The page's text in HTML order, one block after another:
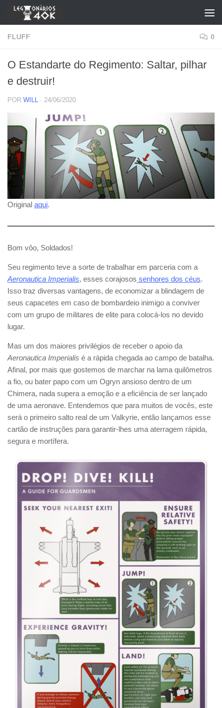
Skip to content
FLUFF 0
O Estandarte do Regimento: Saltar, pilhar
e destruir!
POR WILL · 24/06/2020
Original aqui.
Bom vôo, Soldados!
Seu regimento teve a sorte de trabalhar em parceria com a
Aeronautica Imperialis, esses corajosos senhores dos céus.
Isso traz diversas vantagens, de economizar a blindagem de
seus capacetes em caso de bombardeio inimigo a conviver
com um grupo de militares de elite para colocá-los no devido
lugar.
Mas um dos maiores privilégios de receber o apoio da
Aeronautica Imperialis é a rápida chegada ao campo de batalha.
Afinal, por mais que gostemos de marchar na lama quilômetros
a fio, ou bater papo com um Ogryn ansioso dentro de um
Chimera, nada supera a emoção e a eficiência de ser lançado
de uma aeronave. Entendemos que para muitos de vocês, este
será o primeiro salto real de um Valkyrie, então lançamos esse
cartão de instruções para garantir-lhes uma aterragem rápida,
segura e mortífera.